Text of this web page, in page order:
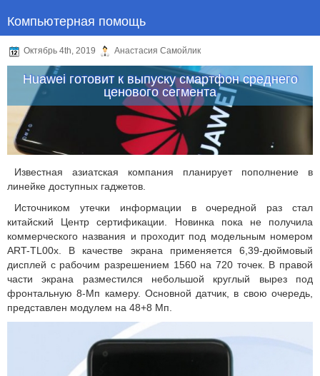
Компьютерная помощь
Октябрь 4th, 2019 Анастасия Самойлик
Huawei готовит к выпуску смартфон среднего
ценового сегмента
Известная азиатская компания планирует пополнение в
линейке доступных гаджетов.
Источником утечки информации в очередной раз стал
китайский Центр сертификации. Новинка пока не получила
коммерческого названия и проходит под модельным номером
ART-TL00x. В качестве экрана применяется 6,39-дюймовый
дисплей с рабочим разрешением 1560 на 720 точек. В правой
части экрана разместился небольшой круглый вырез под
фронтальную 8-Мп камеру. Основной датчик, в свою очередь,
представлен модулем на 48+8 Мп.